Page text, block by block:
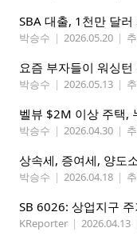
SBA 대출, 1천만 달러
박승수 | 2026.05.20 |
요즘 부자들이 워싱
박승수 | 2026.05.13 |
벨뷰 $2M 이상 주택,
박승수 | 2026.04.30 |
상속세, 증여세, 양도
박승수 | 2026.04.18 |
SB 6026: 상업지구
KReporter | 2026.04.13